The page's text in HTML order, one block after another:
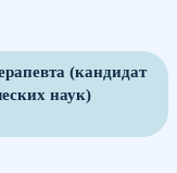
(кандидат
наук)